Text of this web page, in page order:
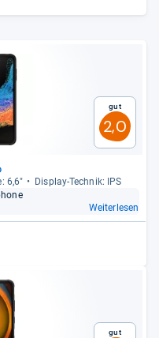
Gut
2,0
6,6"
Dis­play-​Tech­nik: IPS
Weiterlesen
Gut